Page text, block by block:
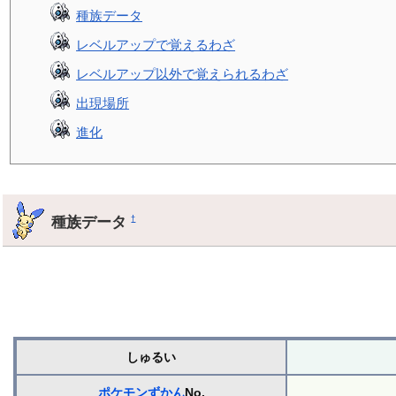
種族データ
レベルアップで覚えるわざ
レベルアップ以外で覚えられるわざ
出現場所
進化
種族データ†
しゅるい
ポケモンずかんNo.